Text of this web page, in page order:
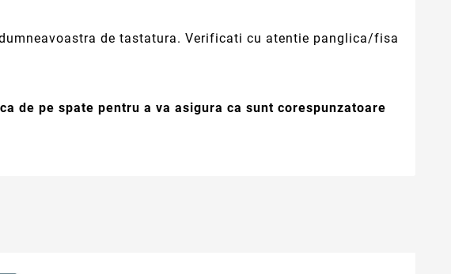
de tastatura. Verificati cu atentie panglica/fisa
de pe spate pentru a va asigura ca sunt corespunzatoare